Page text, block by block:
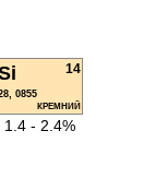
14
0855
КРЕМНИЙ
1.4 - 2.4%